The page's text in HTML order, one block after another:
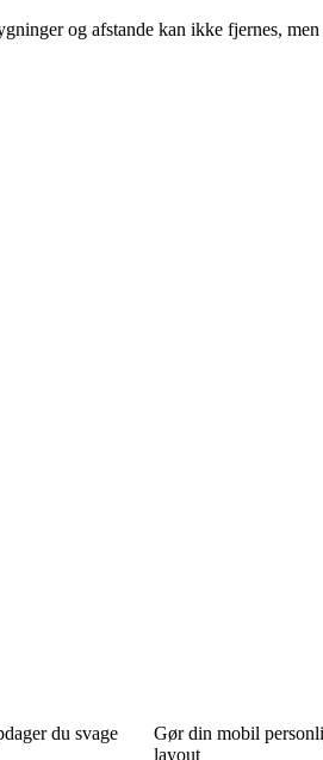
og afstande kan ikke fjernes,
du svage
Gør din mobil
layout